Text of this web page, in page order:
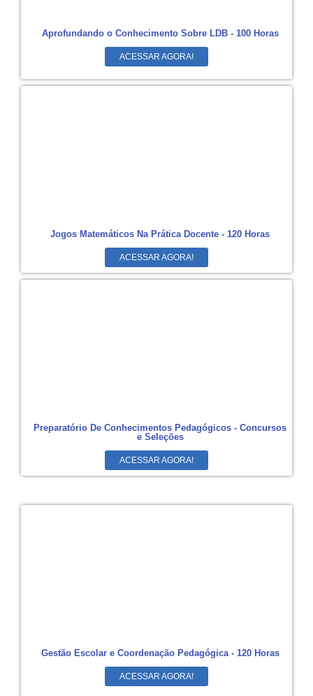
Aprofundando o Conhecimento Sobre LDB - 100 Horas
ACESSAR AGORA!
Jogos Matemáticos Na Prática Docente - 120 Horas
ACESSAR AGORA!
Preparatório De Conhecimentos Pedagógicos - Concursos
e Seleções
ACESSAR AGORA!
Gestão Escolar e Coordenação Pedagógica - 120 Horas
ACESSAR AGORA!